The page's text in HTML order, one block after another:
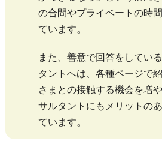
の合間やプライベートの時
ています。
また、善意で回答をしてい
タントへは、各種ページで
さまとの接触する機会を増
サルタントにもメリットの
ています。